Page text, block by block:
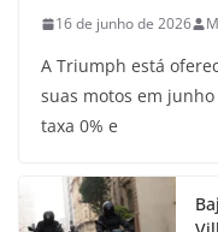
16 de junho de 2026
A Triumph está
suas motos em
taxa 0% e